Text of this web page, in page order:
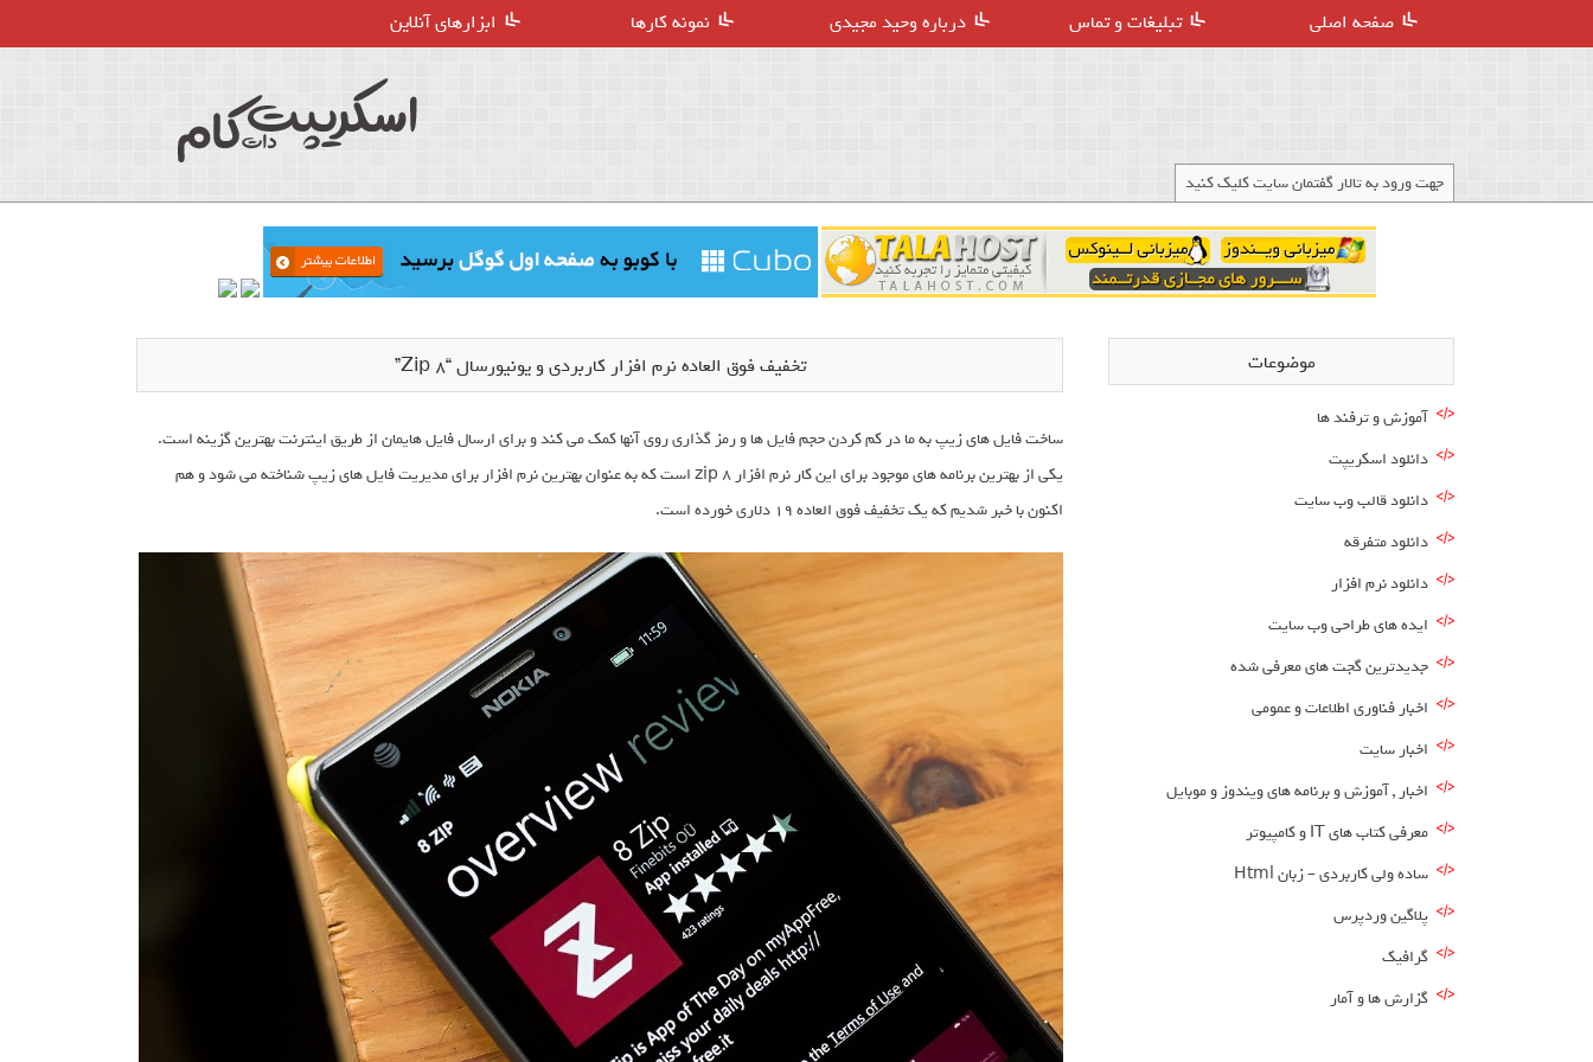
صفحه اصلی تبلیغات و تماس درباره وحید مجیدی نمونه کارها ابزارهای آنلاین
جهت ورود به تالار گفتمان سایت کلیک کنید
تخفیف فوق العاده نرم افزار کاربردی و یونیورسال “۸ Zip”
ساخت فایل های زیپ به ما در کم کردن حجم فایل ها و رمز گذاری روی آنها کمک می کند و برای ارسال فایل هایمان از طریق اینترنت بهترین گزینه است.
یکی از بهترین برنامه های موجود برای این کار نرم افزار zip 8 است که به عنوان بهترین نرم افزار برای مدیریت فایل های زیپ شناخته می شود و هم
اکنون با خبر شدیم که یک تخفیف فوق العاده ۱۹ دلاری خورده است.
موضوعات
آموزش و ترفند ها
دانلود اسکریپت
دانلود قالب وب سایت
دانلود متفرقه
دانلود نرم افزار
ایده های طراحی وب سایت
جدیدترین گجت های معرفی شده
اخبار فناوری اطلاعات و عمومی
اخبار سایت
اخبار , آموزش و برنامه های ویندوز و موبایل
معرفی کتاب های IT و کامپیوتر
ساده ولی کاربردی – زبان Html
پلاگین وردپرس
گرافیک
گزارش ها و آمار